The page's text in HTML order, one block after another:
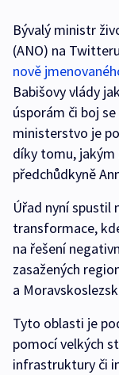
Bývalý ministr
(ANO) na
nově
Babišovy vlády
úsporám či boj
ministerstvo je
díky tomu, jakým
předchůdkyně
Úřad nyní spustil
transformace,
na řešení
zasažených
a
Tyto oblasti je
pomocí velkých
infrastruktury či